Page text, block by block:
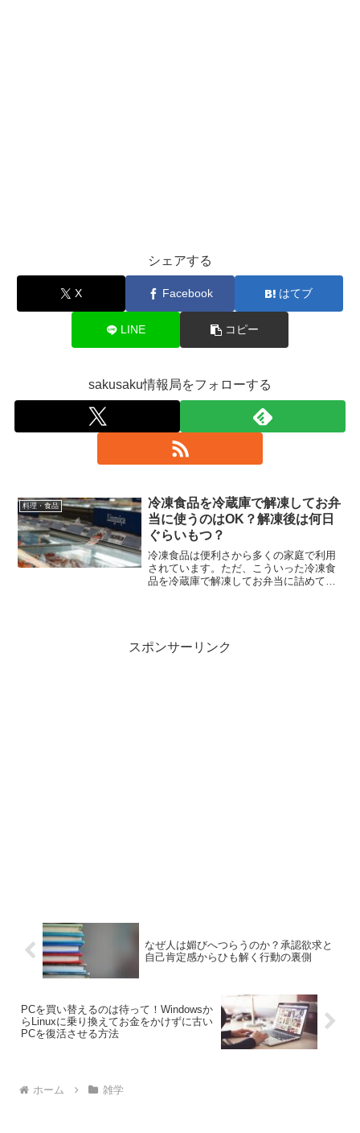
シェアする
X Facebook はてブ
LINE コピー
sakusaku情報局をフォローする
料理・食品
冷凍食品を冷蔵庫で解凍してお弁
当に使うのはOK？解凍後は何日
ぐらいもつ？
冷凍食品は便利さから多くの家庭で利用
されています。ただ、こういった冷凍食
品を冷蔵庫で解凍してお弁当に詰めて食
調べてみました。
スポンサーリンク
なぜ人は媚びへつらうのか？承認欲求と
自己肯定感からひも解く行動の裏側
PCを買い替えるのは待って！Windowsか
らLinuxに乗り換えてお金をかけずに古い
PCを復活させる方法
ホーム 雑学